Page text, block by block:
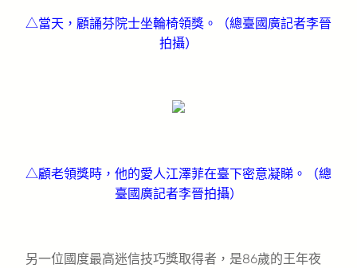
△當天，顧誦芬院士坐輪椅領獎。（總臺國廣記者李晉
拍攝）
△顧老領獎時，他的愛人江澤菲在臺下密意凝睇。（總
臺國廣記者李晉拍攝）
另一位國度最高迷信技巧獎取得者，是86歲的王年夜